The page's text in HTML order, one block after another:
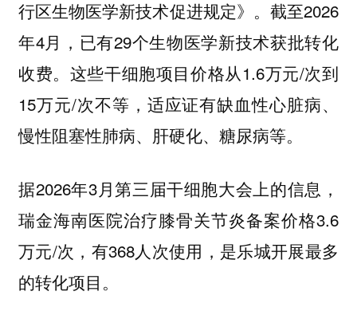
⾏区⽣物医学新技术促进规定》。截至2026
年4月，已有29个生物医学新技术获批转化
收费。这些干细胞项目价格从1.6万元/次到
15万元/次不等，适应证有缺血性心脏病、
慢性阻塞性肺病、肝硬化、糖尿病等。
据2026年3月第三届干细胞大会上的信息，
瑞金海南医院治疗膝骨关节炎备案价格3.6
万元/次，有368人次使用，是乐城开展最多
的转化项目。